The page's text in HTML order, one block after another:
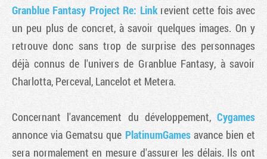
Granblue Fantasy Project Re: Linkrevient cette fois avec
un peu plus de concret, à savoir quelques images. On y
retrouve donc sans trop de surprise des personnages
déjà connus de l'univers de Granblue Fantasy, à savoir
Charlotta, Perceval, Lancelot et Metera.
Concernant l'avancement du développement, Cygames
annonce via Gematsu que PlatinumGamesavance bien et
sera normalement en mesure d'assurer les délais. Ils ont
Tribune